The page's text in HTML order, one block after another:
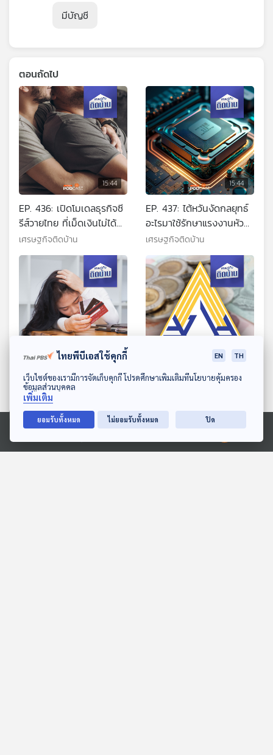
ดาวน์โหลด Thai PBS Podcast Application
Ⓒ 2020 องค์การกระจายเสียงและแพร่ภาพสาธารณะแห่งประเทศไทย
มีบัญชี
ตอนถัดไป
15:44
EP. 436: เปิดโมเดลธุรกิจซี
รีส์วายไทย ที่เม็ดเงินไม่ได้
จบอยู่แค่ซีรีส์
เศรษฐกิจติดบ้าน
15:44
EP. 437: ไต้หวันงัดกลยุทธ์
อะไรมาใช้รักษาแรงงานหัว
กะทิด้านเทคโนโลยี
เศรษฐกิจติดบ้าน
15:44
EP. 438: หนี้ครัวเรือนไทย
กลุ่มไหนมีความเสี่ยงสูง
เศรษฐกิจติดบ้าน
15:44
EP. 439: ชีพจรกองทุน
เศรษฐกิจติดบ้าน
ไทยพีบีเอสใช้คุกกี้ EN TH
เว็บไซต์ของเรามีการจัดเก็บคุกกี้ โปรดศึกษาเพิ่มเติมที่นโยบายคุ้มครอง
ข้อมูลส่วนบุคคล
เพิ่มเติม
ยอมรับทั้งหมด ไม่ยอมรับทั้งหมด ปิด